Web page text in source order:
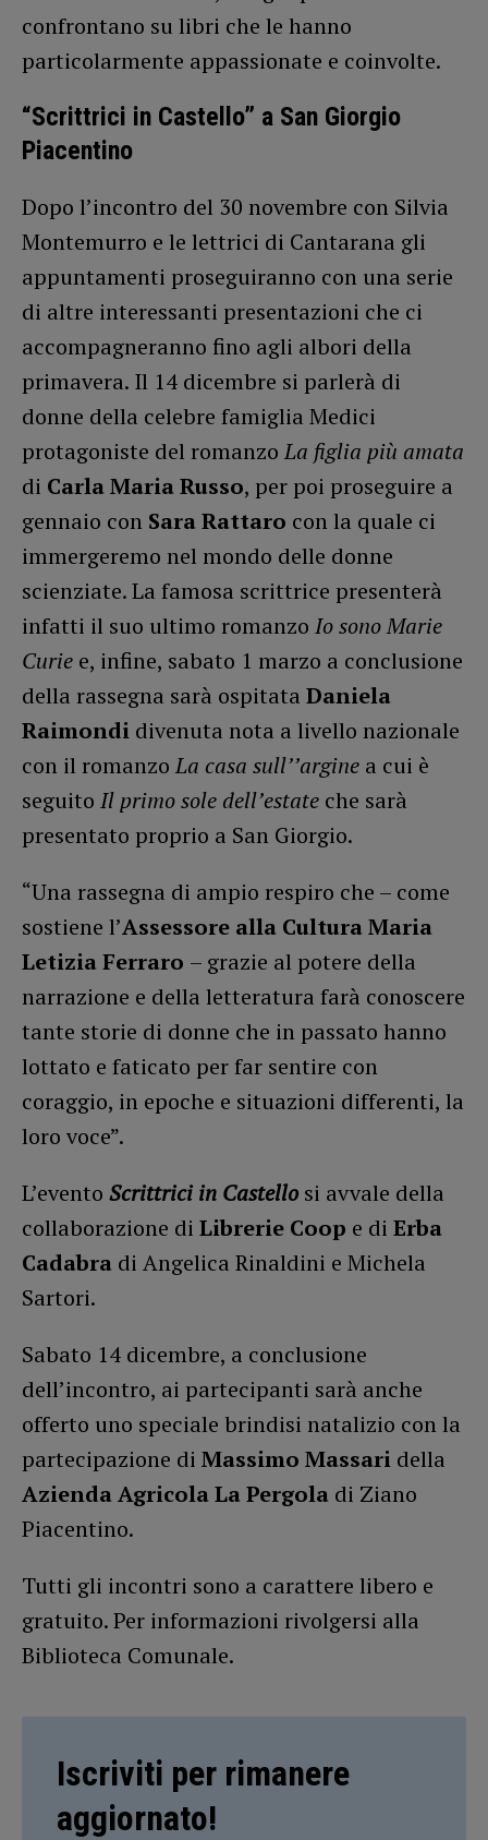
confrontano su libri che le hanno
particolarmente appassionate e coinvolte.
“Scrittrici in Castello” a San Giorgio
Piacentino
Dopo l’incontro del 30 novembre con Silvia
Montemurro e le lettrici di Cantarana gli
appuntamenti proseguiranno con una serie
di altre interessanti presentazioni che ci
accompagneranno fino agli albori della
primavera. Il 14 dicembre si parlerà di
donne della celebre famiglia Medici
protagoniste del romanzoLa figlia più amata
di Carla Maria Russo, per poi proseguire a
gennaio con Sara Rattaro con la quale ci
immergeremo nel mondo delle donne
scienziate. La famosa scrittrice presenterà
infatti il suo ultimo romanzo Io sono Marie
Curie e, infine, sabato 1 marzo a conclusione
della rassegna sarà ospitata Daniela
Raimondi divenuta nota a livello nazionale
con il romanzoLa casa sull’’argine a cui è
seguito Il primo sole dell’estate che sarà
presentato proprio a San Giorgio.
“Una rassegna di ampio respiro che – come
sostiene l’Assessore alla Cultura Maria
Letizia Ferraro – grazie al potere della
narrazione e della letteratura farà conoscere
tante storie di donne che in passato hanno
lottato e faticato per far sentire con
coraggio, in epoche e situazioni differenti, la
loro voce”.
L’evento Scrittrici in Castello si avvale della
collaborazione di Librerie Coop e di Erba
Cadabra di Angelica Rinaldini e Michela
Sartori.
Sabato 14 dicembre, a conclusione
dell’incontro, ai partecipanti sarà anche
offerto uno speciale brindisi natalizio con la
partecipazione di Massimo Massari della
Azienda Agricola La Pergola di Ziano
Piacentino.
Tutti gli incontri sono a carattere libero e
gratuito. Per informazioni rivolgersi alla
Biblioteca Comunale.
Iscriviti per rimanere
aggiornato!